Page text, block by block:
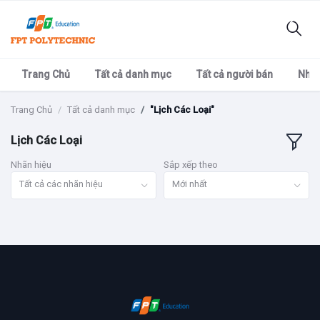
Trang Chủ Tất cả danh mục Tất cả người bán
Trang Chủ Tất cả danh mục "Lịch Các Loại"
Lịch Các Loại
Nhãn hiệu
Tất cả các nhãn hiệu
Sắp xếp theo
Mới nhất